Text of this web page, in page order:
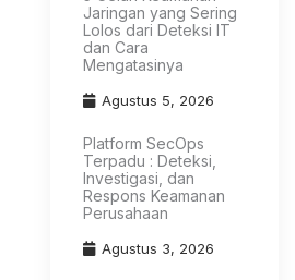
Jaringan yang Sering
Lolos dari Deteksi IT
dan Cara
Mengatasinya
Agustus 5, 2026
Platform SecOps
Terpadu : Deteksi,
Investigasi, dan
Respons Keamanan
Perusahaan
Agustus 3, 2026